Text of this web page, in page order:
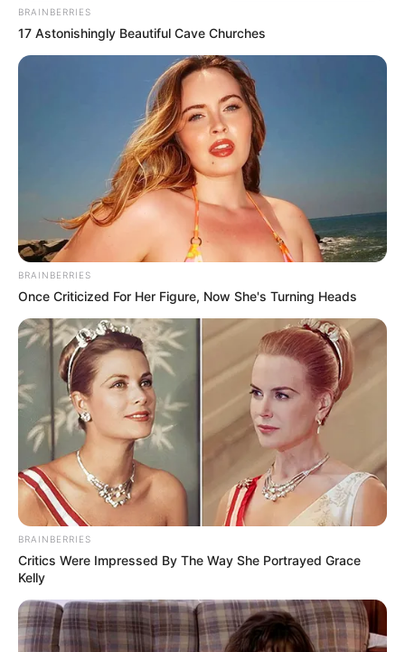
BRAINBERRIES
17 Astonishingly Beautiful Cave Churches
BRAINBERRIES
Once Criticized For Her Figure, Now She's Turning Heads
BRAINBERRIES
Critics Were Impressed By The Way She Portrayed Grace
Kelly